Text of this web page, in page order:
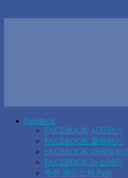
Facebook
FACEBOOK 시작하기
FACEBOOK 활용하기
FACEBOOK 마케팅하기
FACEBOOK 뉴스레터
추천 페이스북 Page